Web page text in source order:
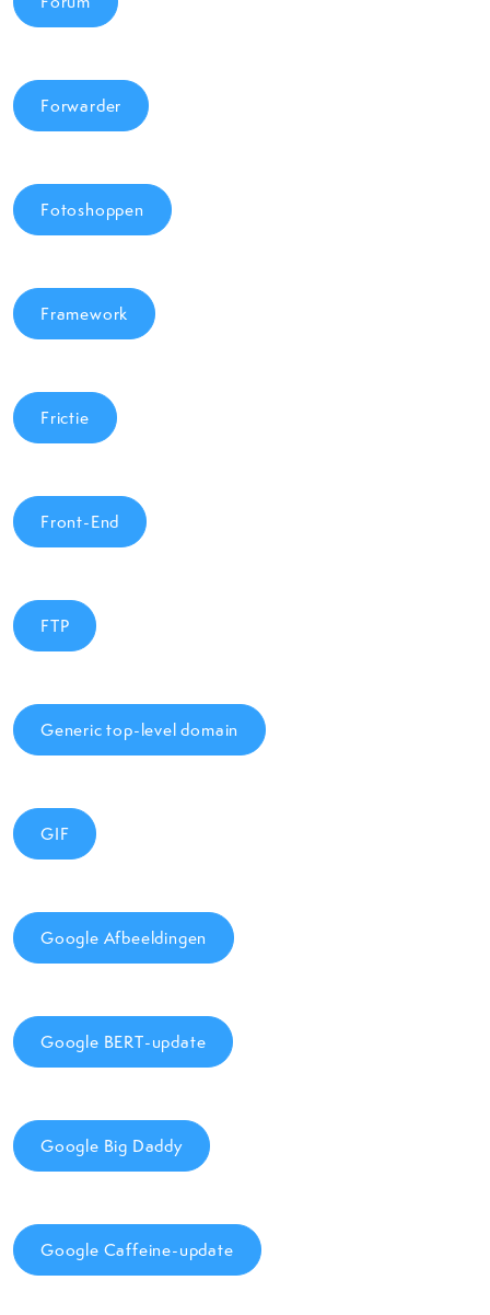
Forwarder
Fotoshoppen
Framework
Frictie
Front-End
FTP
Generic top-level domain
GIF
Google Afbeeldingen
Google BERT-update
Google Big Daddy
Google Caffeine-update